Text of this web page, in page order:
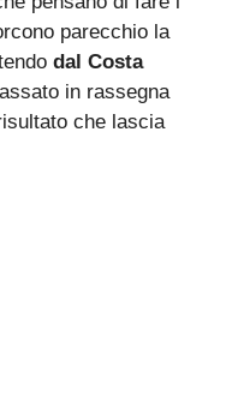
parecchio la
dal Costa
in rassegna
che lascia